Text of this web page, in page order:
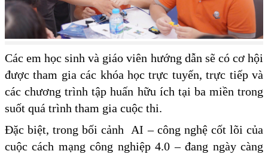
Các em học sinh và giáo viên hướng dẫn sẽ có cơ hội
được tham gia các khóa học trực tuyến, trực tiếp và
các chương trình tập huấn hữu ích tại ba miền trong
suốt quá trình tham gia cuộc thi.
Đặc biệt, trong bối cảnh AI – công nghệ cốt lõi của
cuộc cách mạng công nghiệp 4.0 – đang ngày càng